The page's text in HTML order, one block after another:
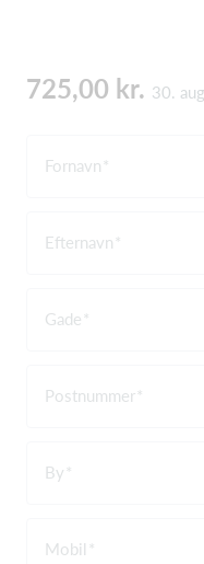
725,00 kr. 30. aug
Fornavn
Efternavn
Gade
Postnummer
By
Mobil